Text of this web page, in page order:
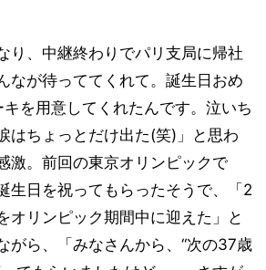
り、中継終わりでパリ支局に帰社
なが待っててくれて。誕生日おめ
を用意してくれたんです。泣いち
はちょっとだけ出た(笑)」と思わ
激。前回の東京オリンピックで
生日を祝ってもらったそうで、「2
オリンピック期間中に迎えた」と
がら、「みなさんから、“次の37歳